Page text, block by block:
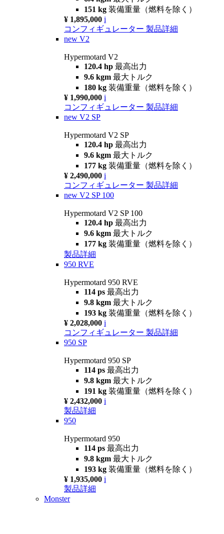
151 kg 装備重量（燃料を除く）
¥ 1,895,000 i
コンフィギュレーター 製品詳細
new V2
Hypermotard V2
120.4 hp 最高出力
9.6 kgm 最大トルク
180 kg 装備重量（燃料を除く）
¥ 1,990,000 i
コンフィギュレーター 製品詳細
new V2 SP
Hypermotard V2 SP
120.4 hp 最高出力
9.6 kgm 最大トルク
177 kg 装備重量（燃料を除く）
¥ 2,490,000 i
コンフィギュレーター 製品詳細
new V2 SP 100
Hypermotard V2 SP 100
120.4 hp 最高出力
9.6 kgm 最大トルク
177 kg 装備重量（燃料を除く）
製品詳細
950 RVE
Hypermotard 950 RVE
114 ps 最高出力
9.8 kgm 最大トルク
193 kg 装備重量（燃料を除く）
¥ 2,028,000 i
コンフィギュレーター 製品詳細
950 SP
Hypermotard 950 SP
114 ps 最高出力
9.8 kgm 最大トルク
191 kg 装備重量（燃料を除く）
¥ 2,432,000 i
製品詳細
950
Hypermotard 950
114 ps 最高出力
9.8 kgm 最大トルク
193 kg 装備重量（燃料を除く）
¥ 1,935,000 i
製品詳細
Monster